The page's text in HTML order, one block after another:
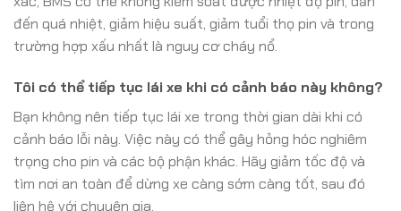
đến quá nhiệt, giảm hiệu suất, giảm tuổi thọ pin và trong
trường hợp xấu nhất là nguy cơ cháy nổ.
Tôi có thể tiếp tục lái xe khi có cảnh báo này không?
Bạn không nên tiếp tục lái xe trong thời gian dài khi có
cảnh báo lỗi này. Việc này có thể gây hỏng hóc nghiêm
trọng cho pin và các bộ phận khác. Hãy giảm tốc độ và
tìm nơi an toàn để dừng xe càng sớm càng tốt, sau đó
liên hệ với chuyên gia.